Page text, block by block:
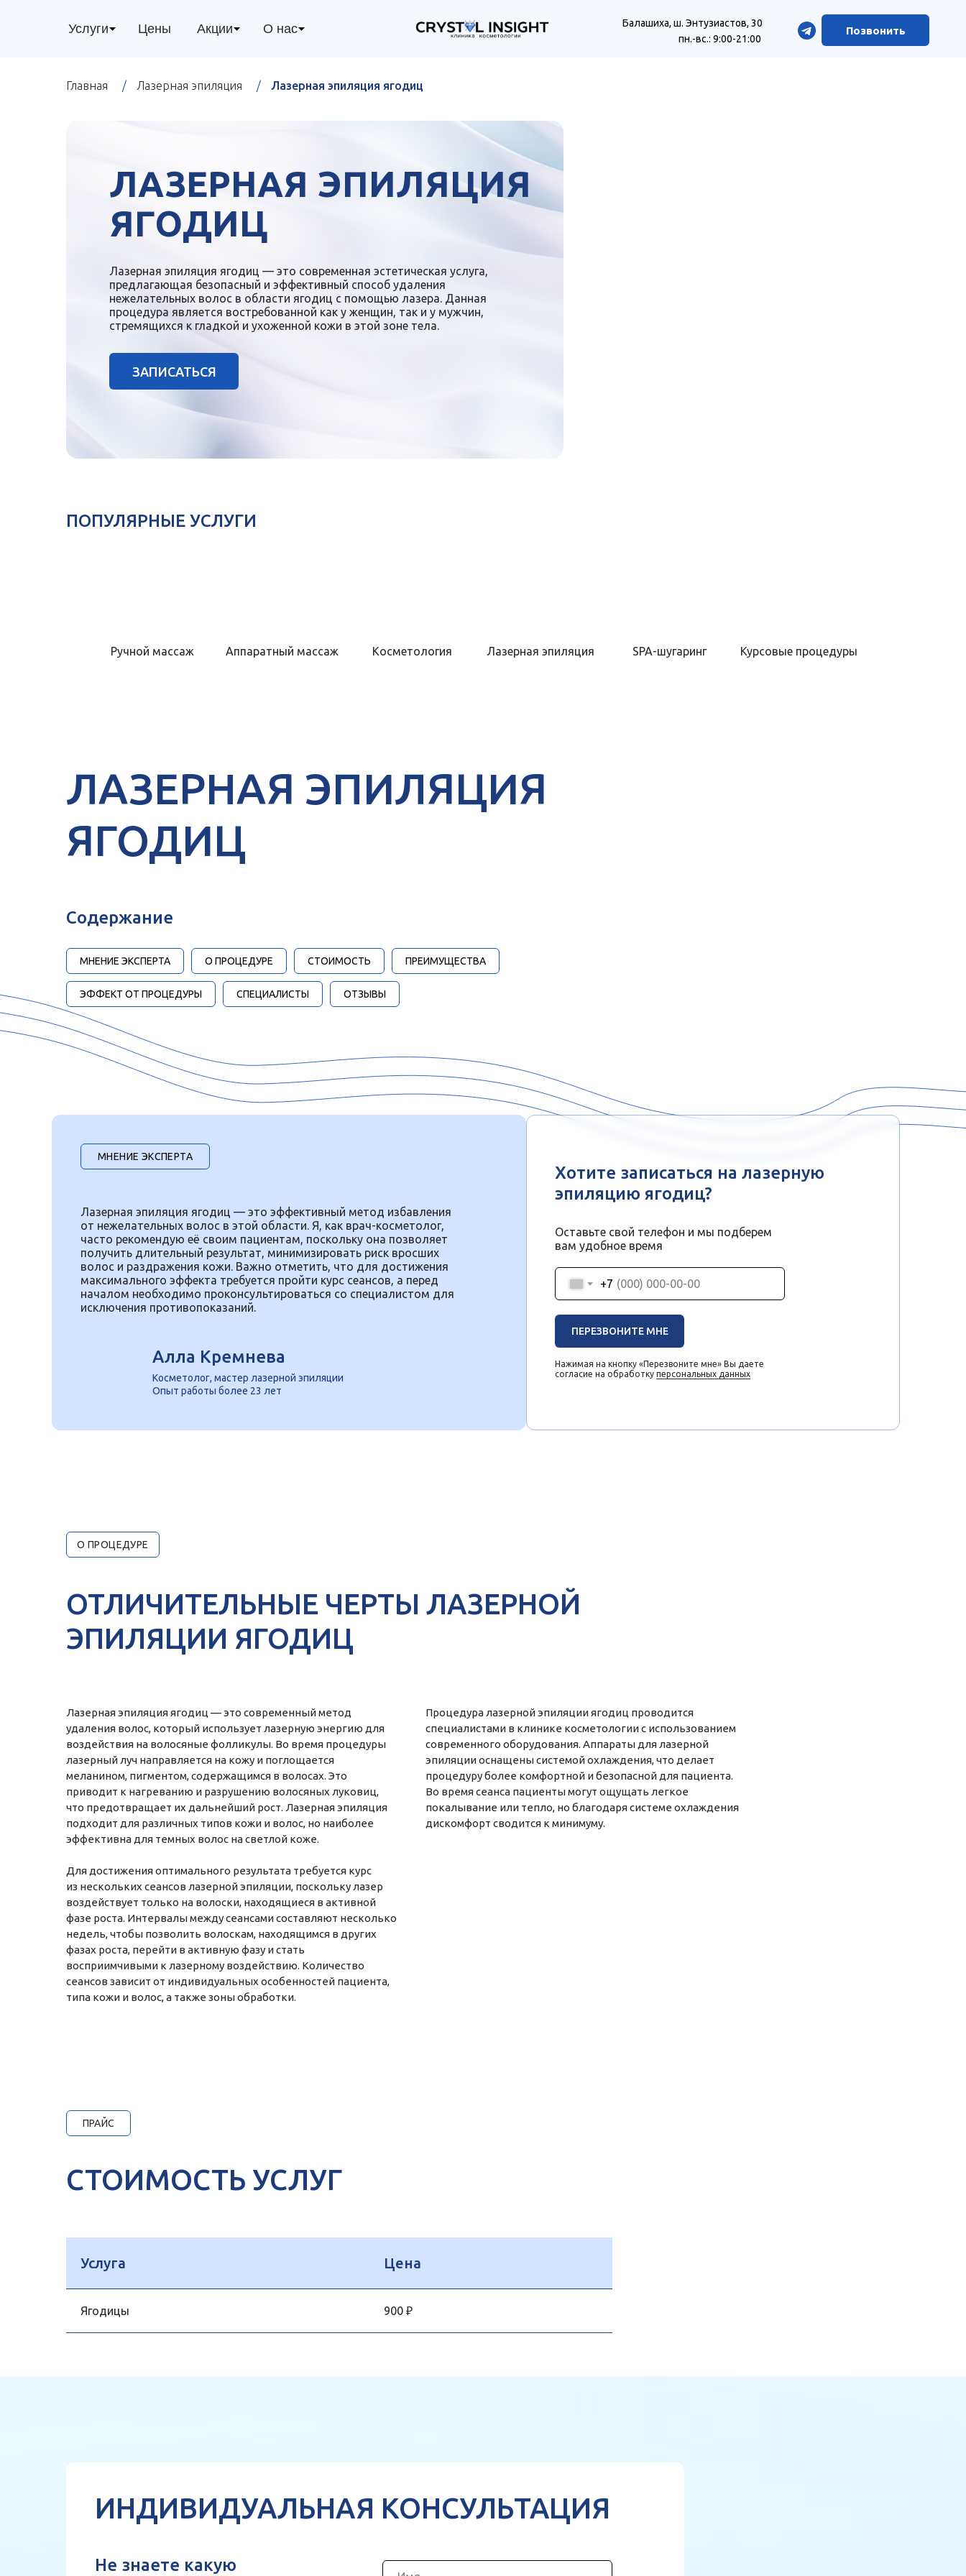
Услуги О нас
Цены Акции Позвонить
пн.-вс.: 9:00-21:00
Балашиха, ш. Энтузиастов, 30
Главная
/ Лазерная эпиляция / Лазерная эпиляция ягодиц
ЛАЗЕРНАЯ ЭПИЛЯЦИЯ
ЯГОДИЦ
Скидка 20% на первое посещение
ЗАПИСАТЬСЯ
ЗАПИСАТЬСЯ
Лазерная эпиляция ягодиц — это современная эстетическая услуга,
предлагающая безопасный и эффективный способ удаления
нежелательных волос в области ягодиц с помощью лазера. Данная
процедура является востребованной как у женщин, так и у мужчин,
стремящихся к гладкой и ухоженной кожи в этой зоне тела.
ПОПУЛЯРНЫЕ УСЛУГИ
Ручной массаж Аппаратный массаж Косметология Лазерная эпиляция SPA-шугаринг Курсовые процедуры
ЛАЗЕРНАЯ ЭПИЛЯЦИЯ
ЯГОДИЦ
Содержание
МНЕНИЕ ЭКСПЕРТА О ПРОЦЕДУРЕ СТОИМОСТЬ ПРЕИМУЩЕСТВА
ЭФФЕКТ ОТ ПРОЦЕДУРЫ СПЕЦИАЛИСТЫ ОТЗЫВЫ
Лазерная эпиляция ягодиц — это эффективный метод избавления
от нежелательных волос в этой области. Я, как врач-косметолог,
часто рекомендую её своим пациентам, поскольку она позволяет
получить длительный результат, минимизировать риск вросших
волос и раздражения кожи. Важно отметить, что для достижения
максимального эффекта требуется пройти курс сеансов, а перед
началом необходимо проконсультироваться со специалистом для
исключения противопоказаний.
МНЕНИЕ ЭКСПЕРТА
+7
ПЕРЕЗВОНИТЕ МНЕ
Хотите записаться на лазерную
эпиляцию ягодиц?
Нажимая на кнопку «Перезвоните мне» Вы даете
согласие на обработку персональных данных
Оставьте свой телефон и мы подберем
вам удобное время
Алла Кремнева
Опыт работы более 23 лет
Косметолог, мастер лазерной эпиляции
О ПРОЦЕДУРЕ
ОТЛИЧИТЕЛЬНЫЕ ЧЕРТЫ ЛАЗЕРНОЙ
ЭПИЛЯЦИИ ЯГОДИЦ
Лазерная эпиляция ягодиц — это современный метод
удаления волос, который использует лазерную энергию для
воздействия на волосяные фолликулы. Во время процедуры
лазерный луч направляется на кожу и поглощается
меланином, пигментом, содержащимся в волосах. Это
приводит к нагреванию и разрушению волосяных луковиц,
что предотвращает их дальнейший рост. Лазерная эпиляция
подходит для различных типов кожи и волос, но наиболее
эффективна для темных волос на светлой коже.
Для достижения оптимального результата требуется курс
из нескольких сеансов лазерной эпиляции, поскольку лазер
воздействует только на волоски, находящиеся в активной
фазе роста. Интервалы между сеансами составляют несколько
недель, чтобы позволить волоскам, находящимся в других
фазах роста, перейти в активную фазу и стать
восприимчивыми к лазерному воздействию. Количество
сеансов зависит от индивидуальных особенностей пациента,
типа кожи и волос, а также зоны обработки.
Процедура лазерной эпиляции ягодиц проводится
специалистами в клинике косметологии с использованием
современного оборудования. Аппараты для лазерной
эпиляции оснащены системой охлаждения, что делает
процедуру более комфортной и безопасной для пациента.
Во время сеанса пациенты могут ощущать легкое
покалывание или тепло, но благодаря системе охлаждения
дискомфорт сводится к минимуму.
ПРАЙС
СТОИМОСТЬ УСЛУГ
Услуга Цена
Ягодицы 900 ₽
ИНДИВИДУАЛЬНАЯ КОНСУЛЬТАЦИЯ
Не знаете какую